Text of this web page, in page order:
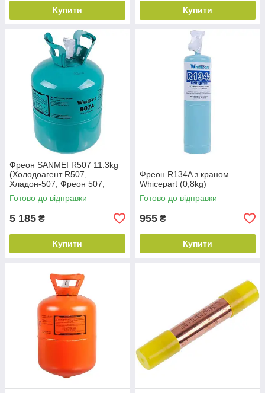
Купити Купити
Фреон SANMEI R507 11.3kg
(Холодоагент R507,
Хладон-507, Фреон 507,
ДФУ-507, HFC-R507)
Готово до відправки
5 185 ₴
Купити
Фреон R134A з краном
Whicepart (0,8kg)
Готово до відправки
955 ₴
Купити